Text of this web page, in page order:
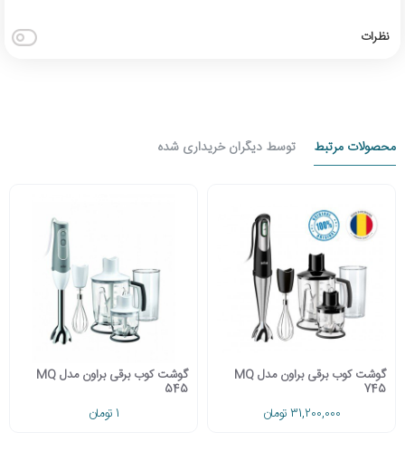
نظرات
محصولات مرتبط توسط دیگران خریداری شده
گوشت کوب برقی براون مدل MQ
745
31,200,000 تومان
گوشت کوب برقی براون مدل MQ
545
1 تومان